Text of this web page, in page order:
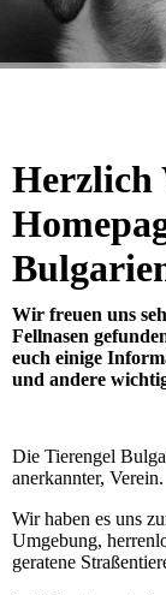
Herzlich
Wir freuen uns
Fellnasen
euch einige
und andere
Die Tierengel
anerkannter, Verein.
Wir haben es uns
Umgebung,
geratene